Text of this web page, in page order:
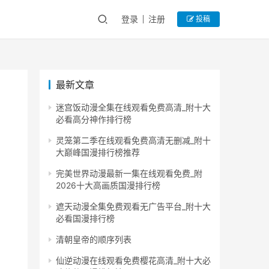
登录 注册 投稿
最新文章
迷宫饭动漫全集在线观看免费高清_附十大
必看高分神作排行榜
灵笼第二季在线观看免费高清无删减_附十
大巅峰国漫排行榜推荐
完美世界动漫最新一集在线观看免费_附
2026十大高画质国漫排行榜
遮天动漫全集免费观看无广告平台_附十大
必看国漫排行榜
清朝皇帝的顺序列表
仙逆动漫在线观看免费樱花高清_附十大必